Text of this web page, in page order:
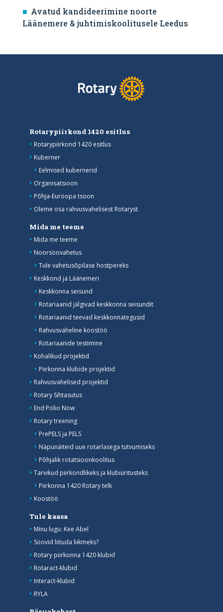
Avatud kandideerimine noorte
Läänemere & juhtimiskoolitusele Leedus
Rotarypiirkond 1420 esitlus
Rotarypiirkond 1420 esitlus
Kuberner
Eelmised kubernerid
Organisatsioon
Põhja-Euroopa tsoon
Oleme osa rahvusvahelisest Rotaryst
Mida me teeme
Mida me teeme
Noorsoovahetus
Tule vahetusõpilase hostpereks
Keskkond ja Läänemeri
Keskkonna seisund
Rotariaanid jälgivad keskkonna seisundit
Rotariaanid teevad keskkonnategusid
Rahvusvaheline koostöö
Rotariaanide testimine
Kohalikud projektid
Piirkonna klubide projektid
Rahvusvahelised projektid
Rotary Sihtasutus
End Polio Now
Rotary treening
PrePELS ja PELS
Näpunäiteid uue rotarlasega tutvumiseks
Põhjalik rotatsioonkoolitus
Tarvikud piirkondlikeks ja klubiüritusteks
Piirkonna 1420 Rotary telk
Koostöö
Tule kaasa
Minu lugu: Kee Abel
Soovid liituda liikmeks?
Rotary piirkonna 1420 klubid
Rotaract-klubid
Interact-klubid
RYLA